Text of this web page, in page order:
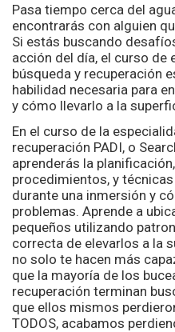
Pasa tiempo cerca del
encontrarás con alguien
Si estás buscando
acción del día, el curso de
búsqueda y recuperación
habilidad necesaria para
y cómo llevarlo a la
En el curso de la
recuperación PADI, o
aprenderás la
procedimientos, y
durante una inmersión y
problemas. Aprende a
pequeños utilizando
correcta de elevarlos a la
no solo te hacen más
que la mayoría de los
recuperación terminan
que ellos mismos
TODOS, acabamos